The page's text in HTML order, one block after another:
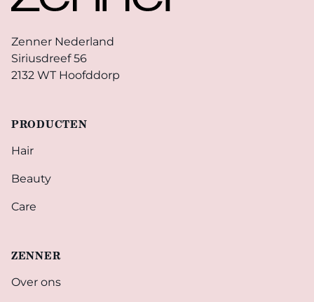
Zenner Nederland
Siriusdreef 56
2132 WT Hoofddorp
PRODUCTEN
Hair
Beauty
Care
ZENNER
Over ons